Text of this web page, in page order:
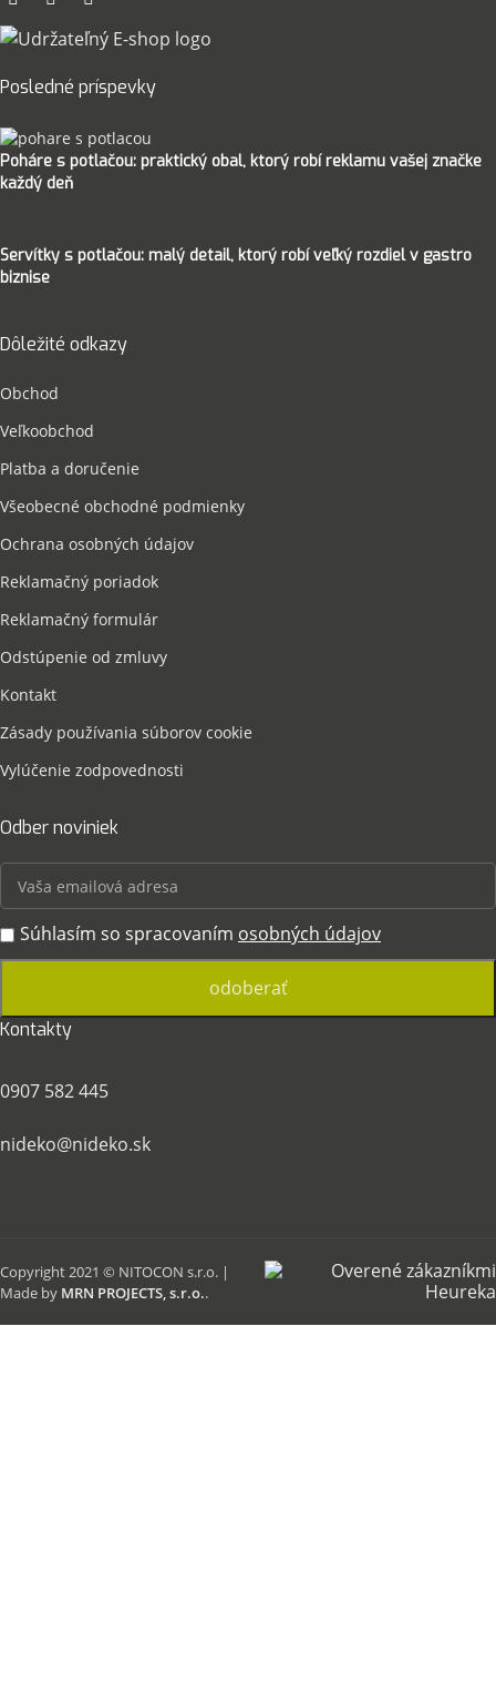
Posledné príspevky
Poháre s potlačou: praktický obal, ktorý robí reklamu vašej značke
každý deň
Servítky s potlačou: malý detail, ktorý robí veľký rozdiel v gastro
biznise
Dôležité odkazy
Obchod
Veľkoobchod
Platba a doručenie
Všeobecné obchodné podmienky
Ochrana osobných údajov
Reklamačný poriadok
Reklamačný formulár
Odstúpenie od zmluvy
Kontakt
Zásady používania súborov cookie
Vylúčenie zodpovednosti
Odber noviniek
Súhlasím so spracovaním osobných údajov
Kontakty
0907 582 445
nideko@nideko.sk
Copyright 2021 © NITOCON s.r.o. |
Made by MRN PROJECTS, s.r.o..